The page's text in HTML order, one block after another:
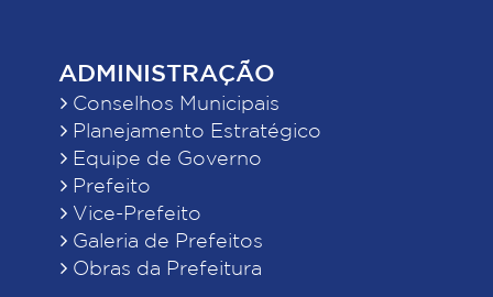
ADMINISTRAÇÃO
Conselhos Municipais
Planejamento Estratégico
Equipe de Governo
Prefeito
Vice-Prefeito
Galeria de Prefeitos
Obras da Prefeitura